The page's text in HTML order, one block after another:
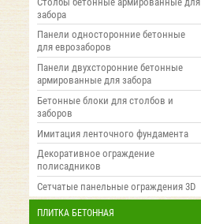
забора
Панели односторонние бетонные
для еврозаборов
Панели двухсторонние бетонные
армированные для забора
Бетонные блоки для столбов и
заборов
Имитация ленточного фундамента
Декоративное ограждение
полисадников
Сетчатые панельные ограждения 3D
ПЛИТКА БЕТОННАЯ